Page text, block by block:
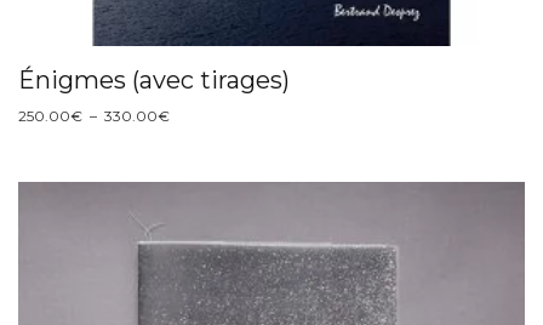
Énigmes (avec tirages)
250.00€ – 330.00€Plage
250.00€